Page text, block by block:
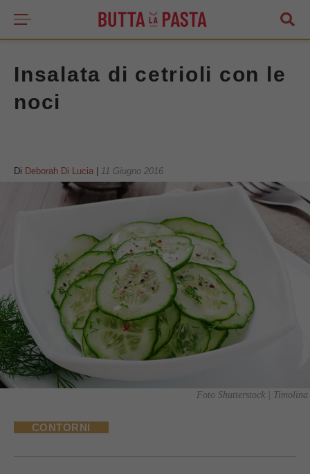
Insalata di cetrioli con le
noci
Di Deborah Di Lucia 11 Giugno 2016
Foto Shutterstock | Timolina
CONTORNI